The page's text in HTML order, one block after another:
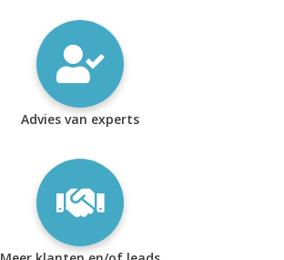
Advies van experts